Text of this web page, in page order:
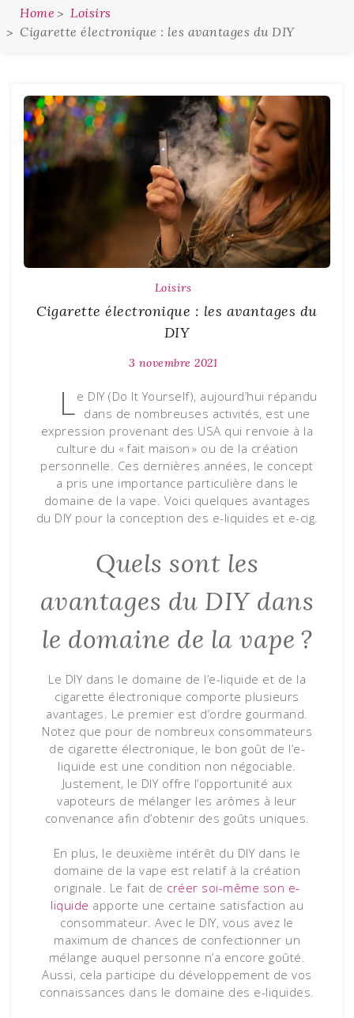
Home
Loisirs
Cigarette électronique : les avantages du DIY
Loisirs
Cigarette électronique : les avantages du
DIY
3 novembre 2021
Le DIY (Do It Yourself), aujourd’hui répandu
dans de nombreuses activités, est une
expression provenant des USA qui renvoie à la
culture du « fait maison » ou de la création
personnelle. Ces dernières années, le concept
a pris une importance particulière dans le
domaine de la vape. Voici quelques avantages
du DIY pour la conception des e-liquides et e-cig.
Quels sont les
avantages du DIY dans
le domaine de la vape ?
Le DIY dans le domaine de l’e-liquide et de la
cigarette électronique comporte plusieurs
avantages. Le premier est d’ordre gourmand.
Notez que pour de nombreux consommateurs
de cigarette électronique, le bon goût de l’e-
liquide est une condition non négociable.
Justement, le DIY offre l’opportunité aux
vapoteurs de mélanger les arômes à leur
convenance afin d’obtenir des goûts uniques.
En plus, le deuxième intérêt du DIY dans le
domaine de la vape est relatif à la création
originale. Le fait de créer soi-même son e-
liquide apporte une certaine satisfaction au
consommateur. Avec le DIY, vous avez le
maximum de chances de confectionner un
mélange auquel personne n’a encore goûté.
Aussi, cela participe du développement de vos
connaissances dans le domaine des e-liquides.